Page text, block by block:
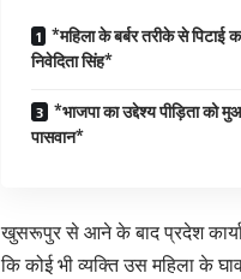
*महिला के बर्बर तरीके से पिटाई
निवेदिता सिंह*
*भाजपा का उद्देश्य पीड़िता को
पासवान*
खुसरूपुर से आने के बाद प्रदेश
कि कोई भी व्यक्ति उस महिला के